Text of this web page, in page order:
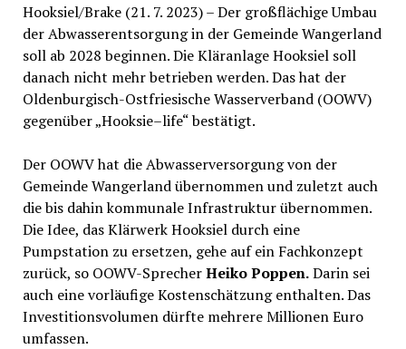
Hooksiel/Brake (21. 7. 2023) – Der großflächige Umbau
der Abwasserentsorgung in der Gemeinde Wangerland
soll ab 2028 beginnen. Die Kläranlage Hooksiel soll
danach nicht mehr betrieben werden. Das hat der
Oldenburgisch-Ostfriesische Wasserverband (OOWV)
gegenüber „Hooksie–life“ bestätigt.
Der OOWV hat die Abwasserversorgung von der
Gemeinde Wangerland übernommen und zuletzt auch
die bis dahin kommunale Infrastruktur übernommen.
Die Idee, das Klärwerk Hooksiel durch eine
Pumpstation zu ersetzen, gehe auf ein Fachkonzept
zurück, so OOWV-SprecherHeiko Poppen.Darin sei
auch eine vorläufige Kostenschätzung enthalten. Das
Investitionsvolumen dürfte mehrere Millionen Euro
umfassen.